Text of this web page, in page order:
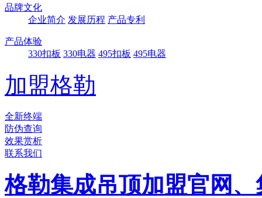
品牌文化
企业简介 发展历程 产品专利
产品体验
330扣板 330电器 495扣板 495电器
加盟格勒
全新终端
防伪查询
效果赏析
联系我们
格勒集成吊顶加盟官网